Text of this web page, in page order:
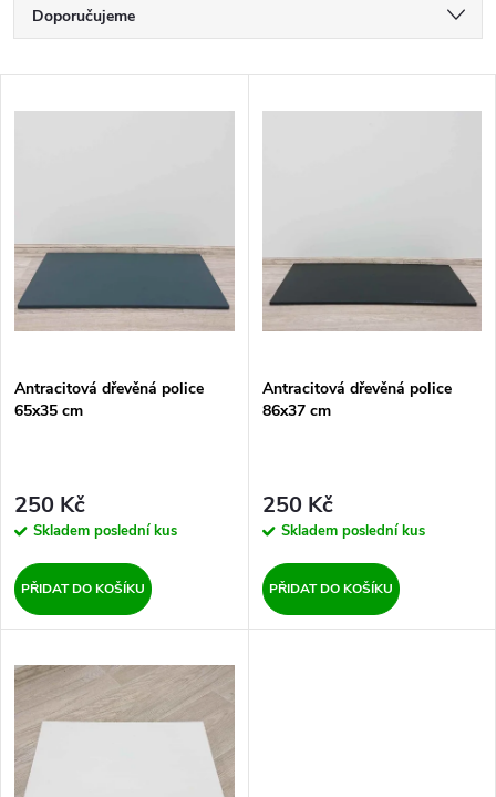
Ř
a
z
n
í
r
d
u
k
t
ů
Doporučujeme
V
i
s
p
r
o
d
u
k
t
ů
Antracitová dřevěná police
65x35 cm
250 Kč
Skladem poslední kus
PŘIDAT DO KOŠÍKU
Antracitová dřevěná police
86x37 cm
250 Kč
Skladem poslední kus
PŘIDAT DO KOŠÍKU